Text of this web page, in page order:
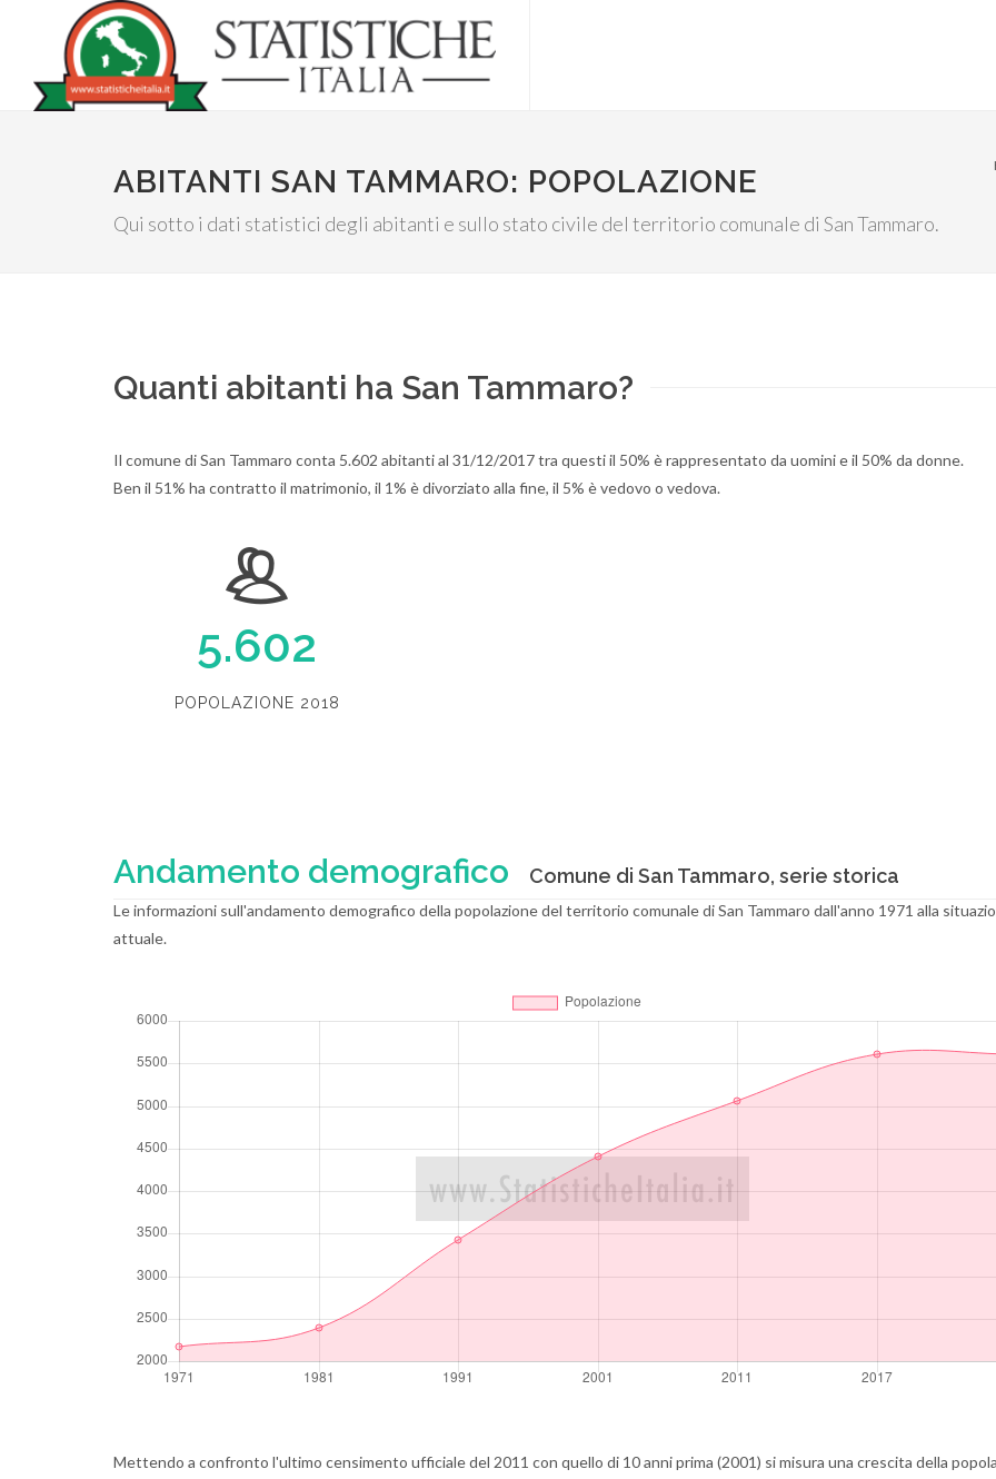
ABITANTI SAN TAMMARO: POPOLAZIONE
Qui sotto i dati statistici degli abitanti e sullo stato civile del territorio comunale di San Tammaro.
Quanti abitanti ha San Tammaro?
Il comune di San Tammaro conta 5.602 abitanti al 31/12/2017 tra questi il 50% è rappresentato da uomini e il 50% da donne.
Ben il 51% ha contratto il matrimonio, il 1% è divorziato alla fine, il 5% è vedovo o vedova.
5.602
POPOLAZIONE 2018
Andamento demografico Comune di San Tammaro, serie storica
Le informazioni sull'andamento demografico della popolazione del territorio comunale di San Tammaro dall'anno 1971 alla
attuale.
Mettendo a confronto l'ultimo censimento ufficiale del 2011 con quello di 10 anni prima (2001) si misura una crescita della